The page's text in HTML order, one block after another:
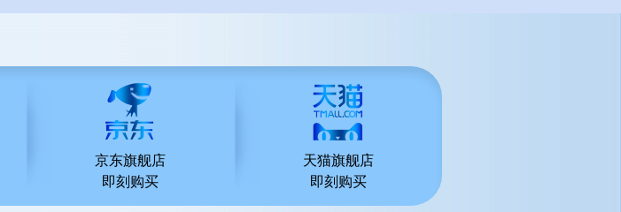
京东旗舰店
即刻购买
天猫旗舰店
即刻购买